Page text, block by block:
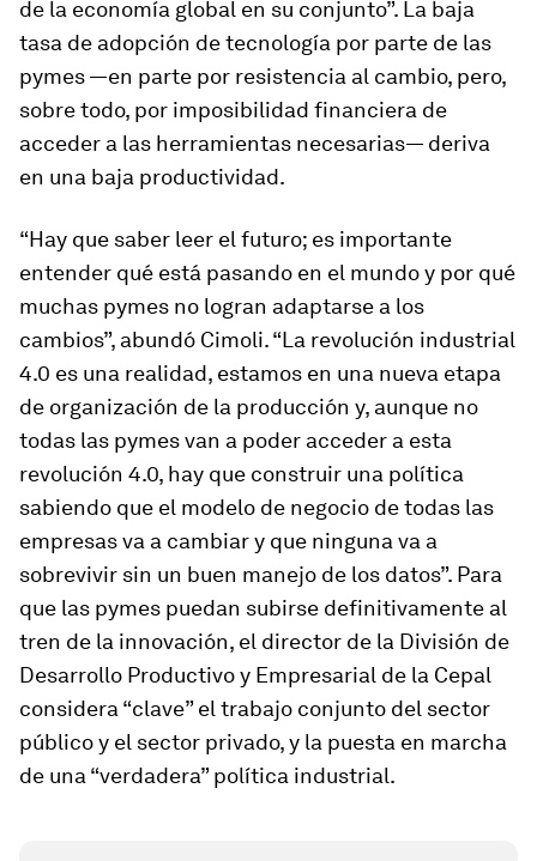
de la economía global en su conjunto”. La baja
tasa de adopción de tecnología por parte de las
pymes —en parte por resistencia al cambio, pero,
sobre todo, por imposibilidad financiera de
acceder a las herramientas necesarias— deriva
en una baja productividad.
“Hay que saber leer el futuro; es importante
entender qué está pasando en el mundo y por qué
muchas pymes no logran adaptarse a los
cambios”, abundó Cimoli. “La revolución industrial
4.0 es una realidad, estamos en una nueva etapa
de organización de la producción y, aunque no
todas las pymes van a poder acceder a esta
revolución 4.0, hay que construir una política
sabiendo que el modelo de negocio de todas las
empresas va a cambiar y que ninguna va a
sobrevivir sin un buen manejo de los datos”. Para
que las pymes puedan subirse definitivamente al
tren de la innovación, el director de la División de
Desarrollo Productivo y Empresarial de la Cepal
considera “clave” el trabajo conjunto del sector
público y el sector privado, y la puesta en marcha
de una “verdadera” política industrial.